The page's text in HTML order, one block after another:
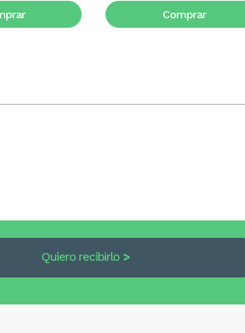
Comprar
Quiero recibirlo